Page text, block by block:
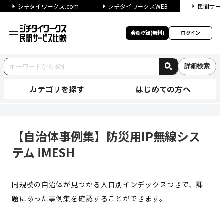
ジチタイワークス.com ジチタイワークスWEB 民間サ
会員登録(無料) ログイン
詳細検索
カテゴリを探す はじめての方へ
【自治体事例集】防災用IP無線シス
テム iMESH
同規模の自治体が見つかる人口別インデックスつきで、課
題にあった事例集を確認することができます。